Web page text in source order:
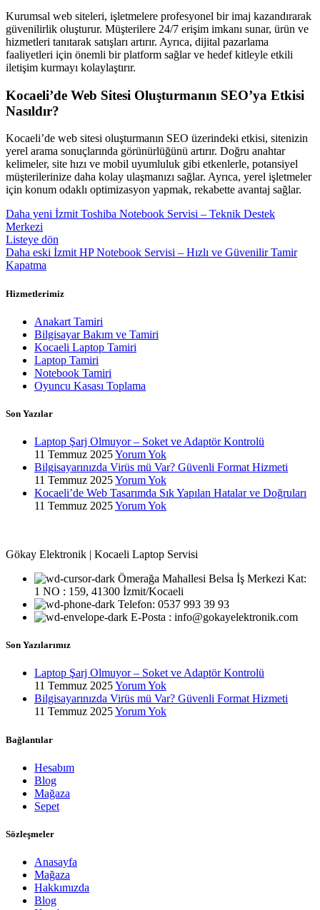
Kurumsal web siteleri, işletmelere profesyonel bir imaj kazandırarak
güvenilirlik oluşturur. Müşterilere 24/7 erişim imkanı sunar, ürün ve
hizmetleri tanıtarak satışları artırır. Ayrıca, dijital pazarlama
faaliyetleri için önemli bir platform sağlar ve hedef kitleyle etkili
iletişim kurmayı kolaylaştırır.
Kocaeli’de Web Sitesi Oluşturmanın SEO’ya Etkisi
Nasıldır?
Kocaeli’de web sitesi oluşturmanın SEO üzerindeki etkisi, sitenizin
yerel arama sonuçlarında görünürlüğünü artırır. Doğru anahtar
kelimeler, site hızı ve mobil uyumluluk gibi etkenlerle, potansiyel
müşterilerinize daha kolay ulaşmanızı sağlar. Ayrıca, yerel işletmeler
için konum odaklı optimizasyon yapmak, rekabette avantaj sağlar.
Daha yeni İzmit Toshiba Notebook Servisi – Teknik Destek
Merkezi
Listeye dön
Daha eski İzmit HP Notebook Servisi – Hızlı ve Güvenilir Tamir
Kapatma
Hizmetlerimiz
Anakart Tamiri
Bilgisayar Bakım ve Tamiri
Kocaeli Laptop Tamiri
Laptop Tamiri
Notebook Tamiri
Oyuncu Kasası Toplama
Son Yazılar
Laptop Şarj Olmuyor – Soket ve Adaptör Kontrolü
11 Temmuz 2025Yorum Yok
Bilgisayarınızda Virüs mü Var? Güvenli Format Hizmeti
11 Temmuz 2025Yorum Yok
Kocaeli’de Web Tasarımda Sık Yapılan Hatalar ve Doğruları
11 Temmuz 2025Yorum Yok
Gökay Elektronik | Kocaeli Laptop Servisi
Ömerağa Mahallesi Belsa İş Merkezi Kat:
1 NO : 159, 41300 İzmit/Kocaeli
Telefon: 0537 993 39 93
E-Posta : info@gokayelektronik.com
Son Yazılarımız
Laptop Şarj Olmuyor – Soket ve Adaptör Kontrolü
11 Temmuz 2025Yorum Yok
Bilgisayarınızda Virüs mü Var? Güvenli Format Hizmeti
11 Temmuz 2025Yorum Yok
Bağlantılar
Hesabım
Blog
Mağaza
Sepet
Sözleşmeler
Anasayfa
Mağaza
Hakkımızda
Blog